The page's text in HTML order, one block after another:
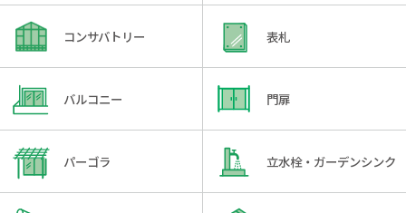
コンサバトリー 表札
バルコニー 門扉
パーゴラ 立水栓・ガーデンシンク